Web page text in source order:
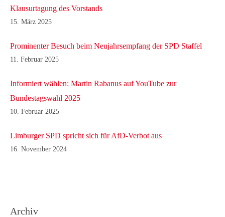
Klausurtagung des Vorstands
15. März 2025
Prominenter Besuch beim Neujahrsempfang der SPD Staffel
11. Februar 2025
Informiert wählen: Martin Rabanus auf YouTube zur
Bundestagswahl 2025
10. Februar 2025
Limburger SPD spricht sich für AfD-Verbot aus
16. November 2024
Archiv